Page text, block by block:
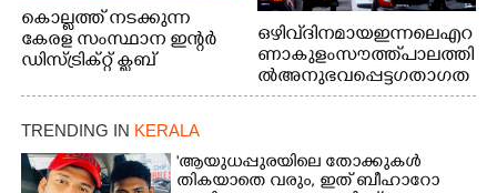
കൊല്ലത്ത് നടക്കുന്ന
കേരള സംസ്ഥാന ഇന്റർ
ഡിസ്ട്രിക്റ്റ് ക്ലബ്
ചാമ്പ്യൻഷിപ്പിൽ അണ്ടർ
20 ആൺകുട്ടികളുടെ 200
മത്സരത്തിനിടെ സിന്തറ്റിക്
ട്രാക്കിന് കുറുകെ ഓടുന്ന
ഒഴിവ് ദിനമായ ഇന്നലെ എറ
ണാകുളം സൗത്ത് പാലത്തി
ൽ അനുഭവപ്പെട്ട ഗതാഗത
ക്കുരുക്ക്
TRENDING IN KERALA
'ആയുധപ്പുരയിലെ തോക്കുകൾ
തികയാതെ വരും, ഇത് ബീഹാറോ